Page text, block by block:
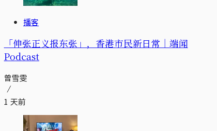
播客
「伸张正义报东张」，香港市民新日常｜端闻
Podcast
曾雪雯
1 天前